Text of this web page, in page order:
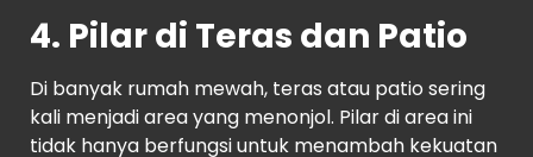
4. Pilar di Teras dan Patio
Di banyak rumah mewah, teras atau patio sering
kali menjadi area yang menonjol. Pilar di area ini
tidak hanya berfungsi untuk menambah kekuatan